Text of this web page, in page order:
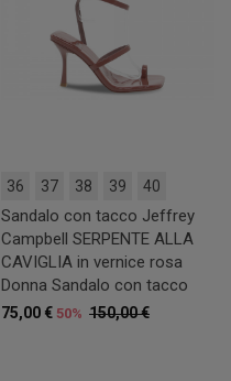
36 37 38 39 40
Sandalo con tacco Jeffrey
Campbell SERPENTE ALLA
CAVIGLIA in vernice rosa
Donna Sandalo con tacco
150,00 €
75,00 € 50%